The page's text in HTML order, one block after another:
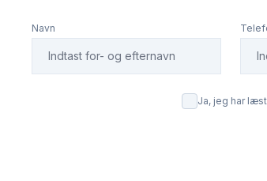
Navn
Ja, jeg har